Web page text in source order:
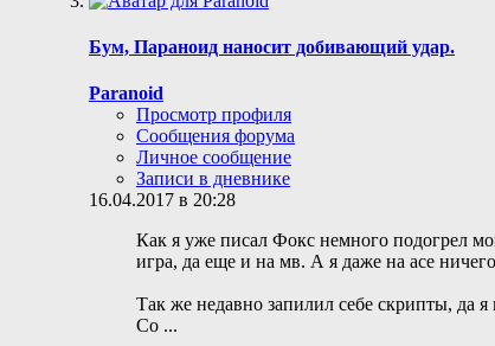
Бум, Параноид наносит добивающий удар.
Paranoid
Просмотр профиля
Сообщения форума
Личное сообщение
Записи в дневнике
16.04.2017 в 20:28
Как я уже писал Фокс немного подогрел
игра, да еще и на мв. А я даже на асе
Так же недавно запилил себе скрипты, да
Со ...